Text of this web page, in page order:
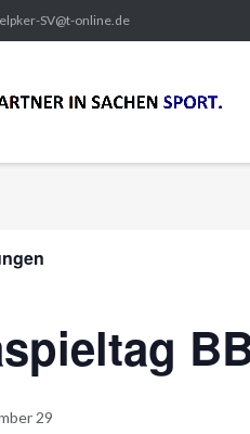
SV@t-online.de
29